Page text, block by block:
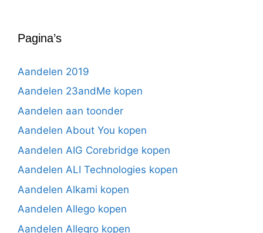
Pagina’s
Aandelen 2019
Aandelen 23andMe kopen
Aandelen aan toonder
Aandelen About You kopen
Aandelen AIG Corebridge kopen
Aandelen ALI Technologies kopen
Aandelen Alkami kopen
Aandelen Allego kopen
Aandelen Allegro kopen